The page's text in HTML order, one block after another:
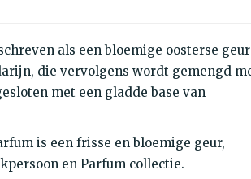
als een bloemige oosterse geur
die vervolgens wordt gemengd
met een gladde base van
is een frisse en bloemige geur,
en Parfum collectie.